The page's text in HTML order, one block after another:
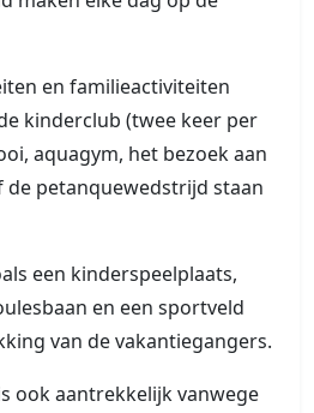
en familieactiviteiten
kinderclub (twee keer per
aquagym, het bezoek aan
petanquewedstrijd staan
een kinderspeelplaats,
en een sportveld
van de vakantiegangers.
ook aantrekkelijk vanwege